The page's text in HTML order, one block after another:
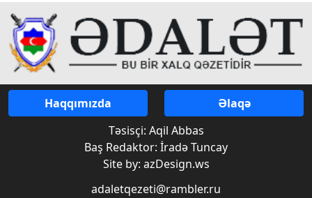
Haqqımızda
Əlaqə
Təsisçi: Aqil Abbas
Baş Redaktor: İradə Tuncay
Site by: azDesign.ws
adaletqezeti@rambler.ru